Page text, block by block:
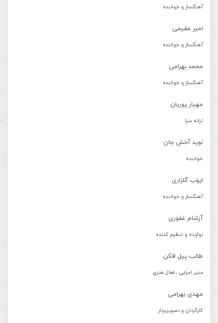
آهنگساز و خواننده
امیر مقیمی
آهنگساز و خواننده
محمد بهرامی
آهنگساز و خواننده
مهیار پوریان
ترانه سرا
نوید آخش جان
خواننده
ایوب گلزاری
آهنگساز و خواننده
آرشام غفوری
نوازنده و تنظیم کننده
طالب پیل افکن
مدیر اجرایی ، فعال هنری
مهدی بهرامی
کارگردان و تصویربردار